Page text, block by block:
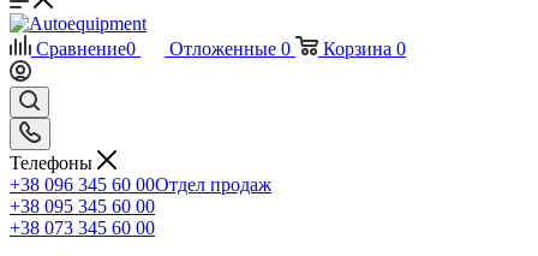
Сравнение0 Отложенные 0 Корзина 0
Телефоны
+38 096 345 60 00Отдел продаж
+38 095 345 60 00
+38 073 345 60 00